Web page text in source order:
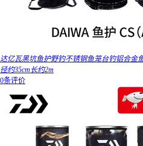
达亿瓦黑坑鱼护野钓不锈钢鱼笼台钓铝合金
径约35cm长约2m
0条评价